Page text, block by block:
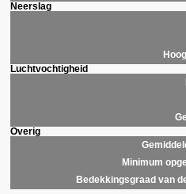
Neerslag
Luchtvochtigheid
Overig
Minimum
Bedekkingsgraad van